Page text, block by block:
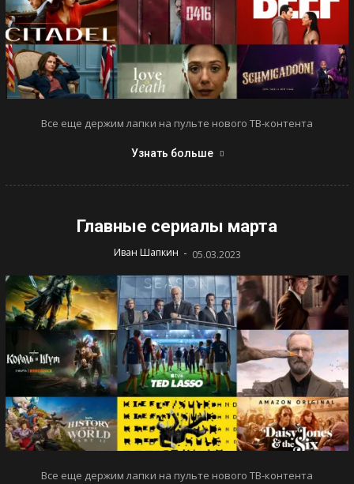
Все еще держим лапки на пульте нового ТВ-контента
Узнать больше
Главные сериалы марта
Иван Шапкин - 05.03.2023
Все еще держим лапки на пульте нового ТВ-контента